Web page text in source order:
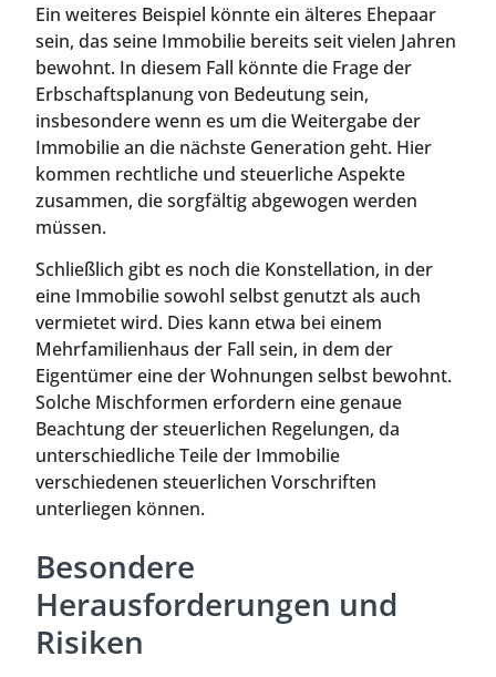
Ein weiteres Beispiel könnte ein älteres Ehepaar
sein, das seine Immobilie bereits seit vielen Jahren
bewohnt. In diesem Fall könnte die Frage der
Erbschaftsplanung von Bedeutung sein,
insbesondere wenn es um die Weitergabe der
Immobilie an die nächste Generation geht. Hier
kommen rechtliche und steuerliche Aspekte
zusammen, die sorgfältig abgewogen werden
müssen.
Schließlich gibt es noch die Konstellation, in der
eine Immobilie sowohl selbst genutzt als auch
vermietet wird. Dies kann etwa bei einem
Mehrfamilienhaus der Fall sein, in dem der
Eigentümer eine der Wohnungen selbst bewohnt.
Solche Mischformen erfordern eine genaue
Beachtung der steuerlichen Regelungen, da
unterschiedliche Teile der Immobilie
verschiedenen steuerlichen Vorschriften
unterliegen können.
Besondere
Herausforderungen und
Risiken